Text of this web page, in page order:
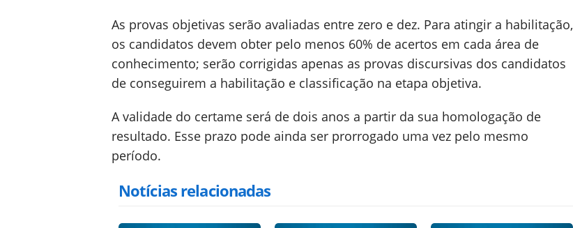
As provas objetivas serão avaliadas entre zero e dez. Para atingir a habilitação,
os candidatos devem obter pelo menos 60% de acertos em cada área de
conhecimento; serão corrigidas apenas as provas discursivas dos candidatos
de conseguirem a habilitação e classificação na etapa objetiva.
A validade do certame será de dois anos a partir da sua homologação de
resultado. Esse prazo pode ainda ser prorrogado uma vez pelo mesmo
período.
Notícias relacionadas